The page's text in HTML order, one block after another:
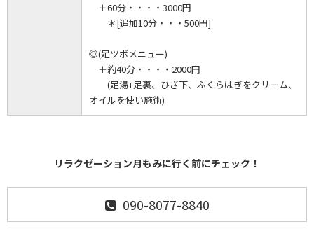
＋60分・・・・3000円
＊[追加10分・・・500円]
◎(足ツボメニュー)
＋約40分・・・・2000円
(足湯+足裏、ひざ下、ふくらはぎをクリーム、
オイルを使い施術)
リラクゼーション月もみに行く前にチェック！
090-8077-8840